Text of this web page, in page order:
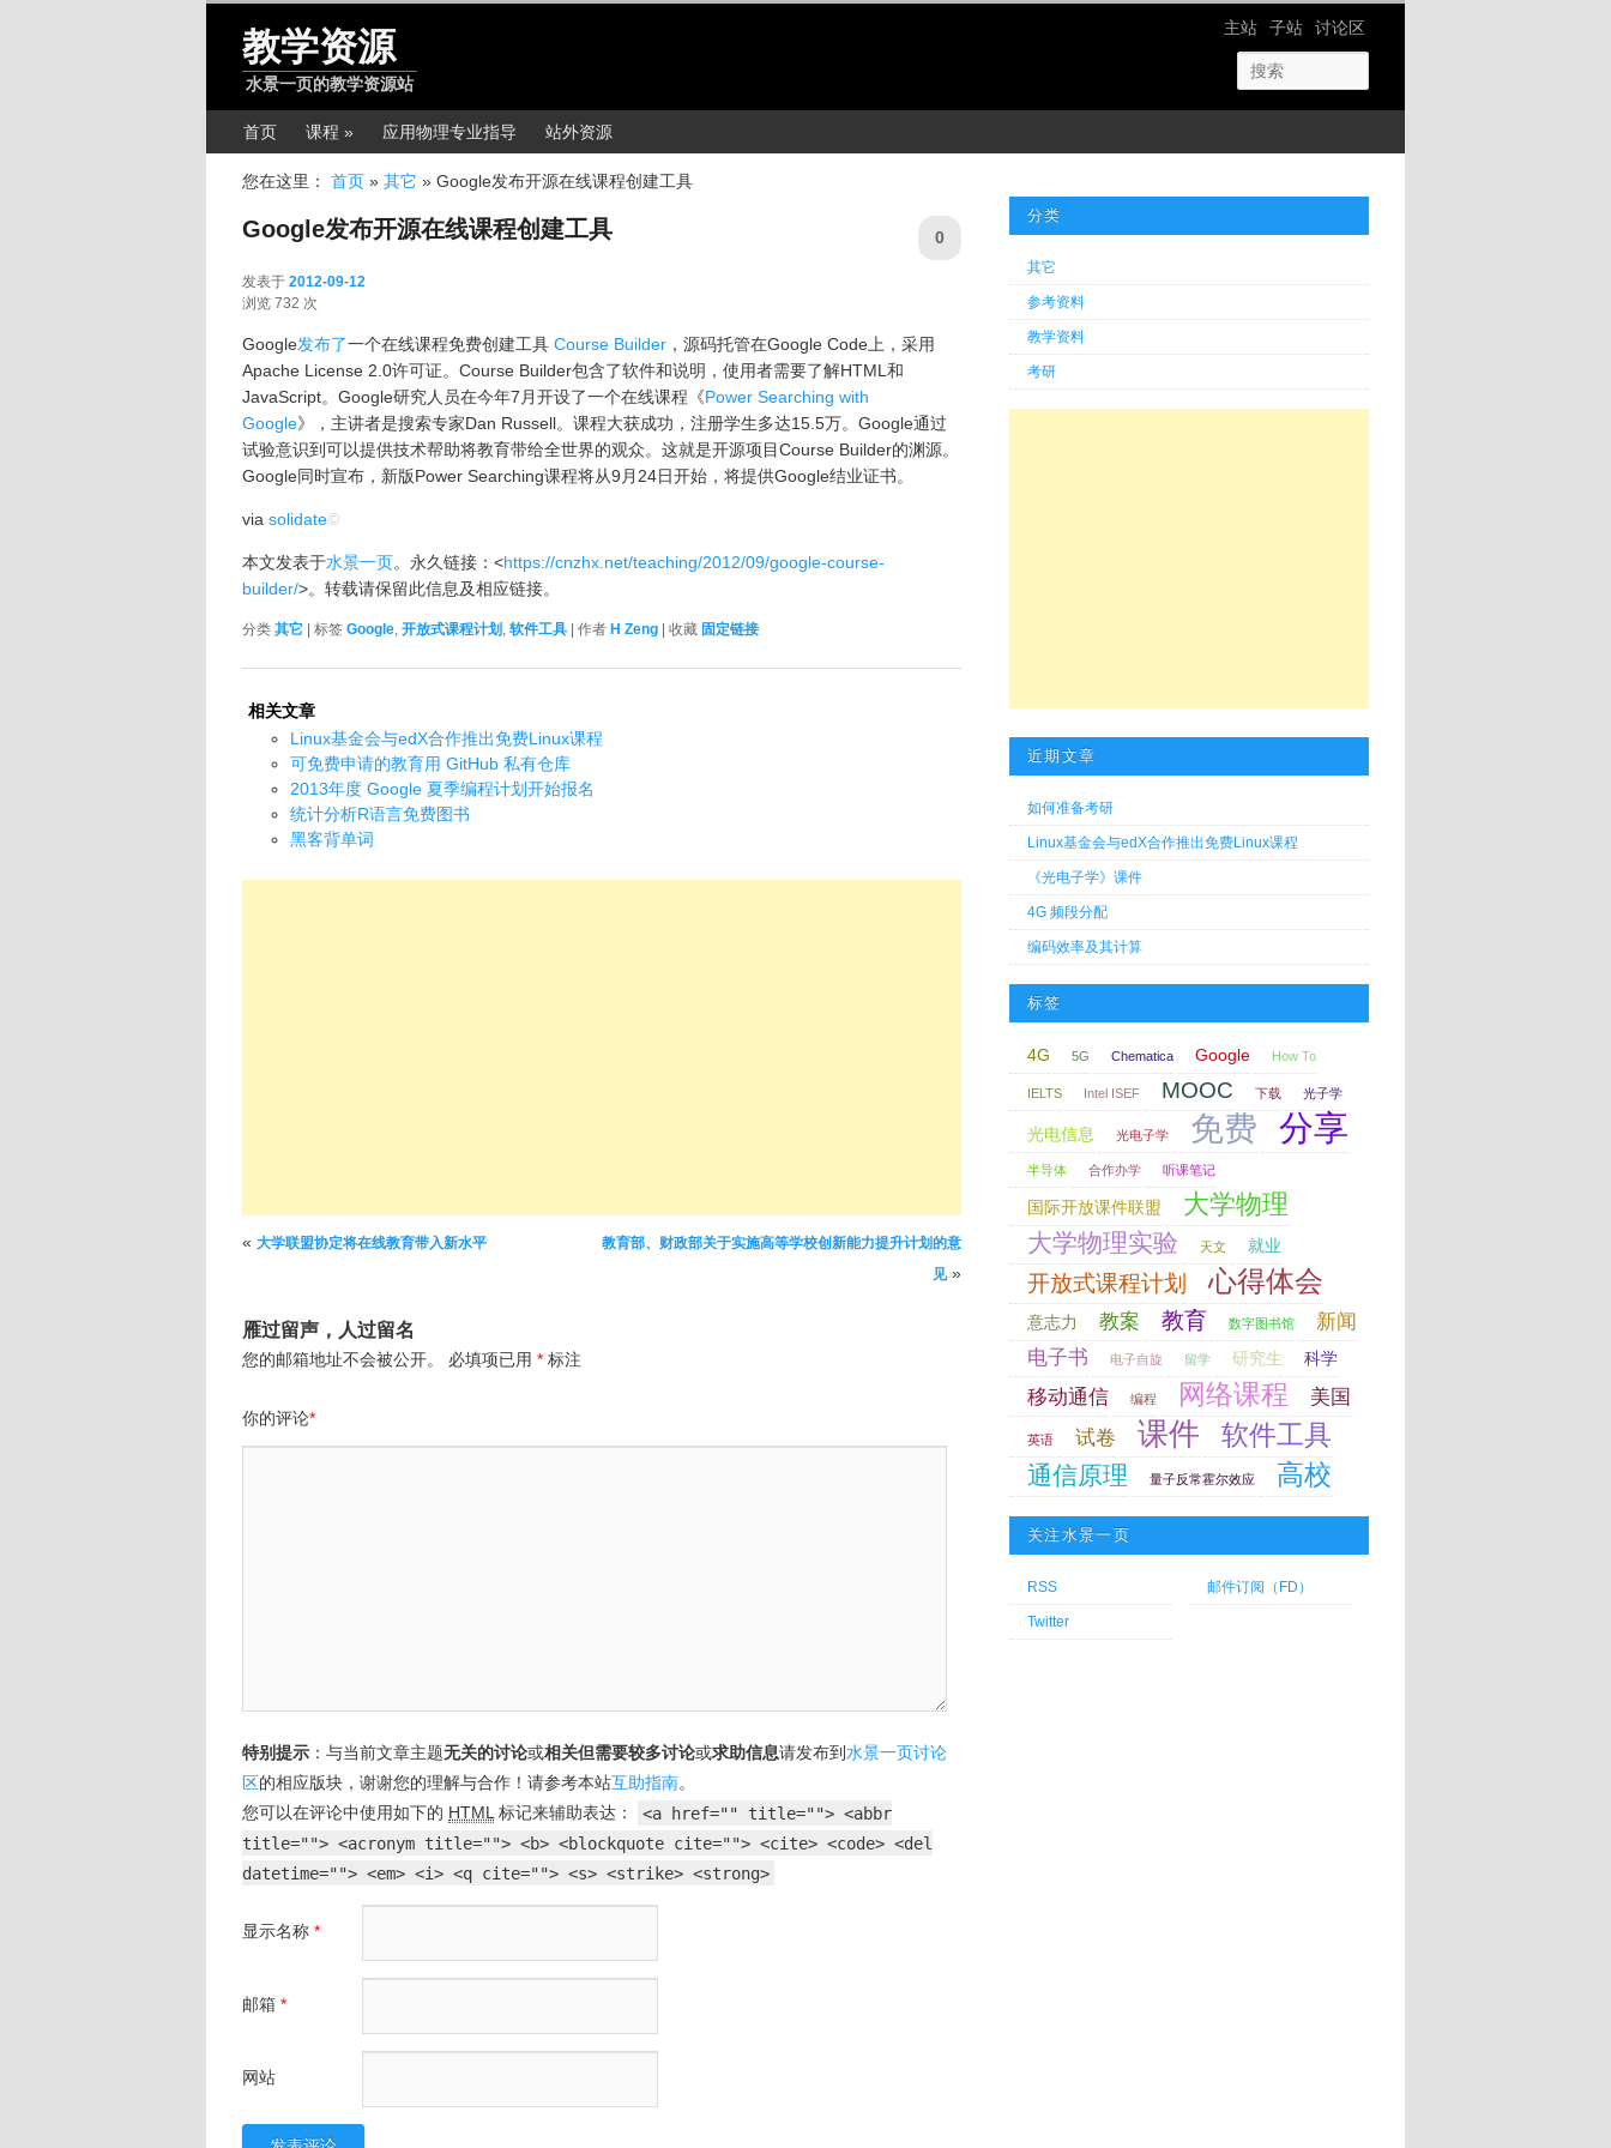
网站导航
主站 子站 讨论区
教学资源
水景一页的教学资源站
主菜单首页 课程 » 应用物理专业指导 站外资源
您在这里： 首页 » 其它 » Google发布开源在线课程创建工具
Google发布开源在线课程创建工具
发表于 2012-09-12
浏览 732 次
0
Google发布了一个在线课程免费创建工具 Course Builder ，源码托管在Google Code上，采用
Apache License 2.0许可证。Course Builder包含了软件和说明，使用者需要了解HTML和
JavaScript。Google研究人员在今年7月开设了一个在线课程《Power Searching with
Google》，主讲者是搜索专家Dan Russell。课程大获成功，注册学生多达15.5万。Google通过
试验意识到可以提供技术帮助将教育带给全世界的观众。这就是开源项目Course Builder的渊源。
Google同时宣布，新版Power Searching课程将从9月24日开始，将提供Google结业证书。
via solidate©
本文发表于水景一页。永久链接：<https://cnzhx.net/teaching/2012/09/google-course-
builder/>。转载请保留此信息及相应链接。
分类 其它 | 标签 Google, 开放式课程计划 , 软件工具 | 作者 H Zeng | 收藏 固定链接
相关文章
Linux基金会与edX合作推出免费Linux课程
可免费申请的教育用 GitHub 私有仓库
2013年度 Google 夏季编程计划开始报名
统计分析R语言免费图书
黑客背单词
文章导航
« 大学联盟协定将在线教育带入新水平
教育部、财政部关于实施高等学校创新能力提升计划的意
见»
雁过留声，人过留名
您的邮箱地址不会被公开。 必填项已用 * 标注
你的评论*
特别提示 ：与当前文章主题无关的讨论或相关但需要较多讨论或求助信息请发布到水景一页讨论
区的相应版块，谢谢您的理解与合作！请参考本站互助指南。
您可以在评论中使用如下的 HTML标记来辅助表达：
<a href="" title=""> <abbr
title=""> <acronym title=""> <b> <blockquote cite=""> <cite> <code> <del
datetime=""> <em> <i> <q cite=""> <s> <strike> <strong>
显示名称 *
邮箱 *
网站
分类
其它
参考资料
教学资料
考研
近期文章
如何准备考研
Linux基金会与edX合作推出免费Linux课程
《光电子学》课件
4G 频段分配
编码效率及其计算
标签
4G 5G Chematica Google How To
IELTS Intel ISEF MOOC 下载 光子学
光电信息 光电子学 免费 分享
半导体 合作办学 听课笔记
国际开放课件联盟 大学物理
大学物理实验 天文 就业
开放式课程计划 心得体会
意志力 教案 教育 数字图书馆
新闻
电子书
电子自旋 留学 研究生 科学
移动通信 编程 网络课程 美国
英语 试卷 课件 软件工具
通信原理 量子反常霍尔效应 高校
关注水景一页
RSS 邮件订阅（FD）
Twitter